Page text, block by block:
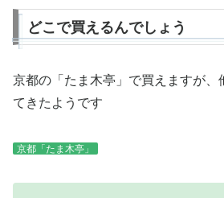
どこで買えるんでしょう
京都の「たま木亭」で買えますが、
てきたようです
京都「たま木亭」